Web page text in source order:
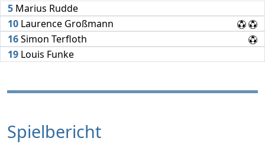
5 Marius Rudde
10 Laurence Großmann
16Simon Terfloth
19 Louis Funke
Spielbericht